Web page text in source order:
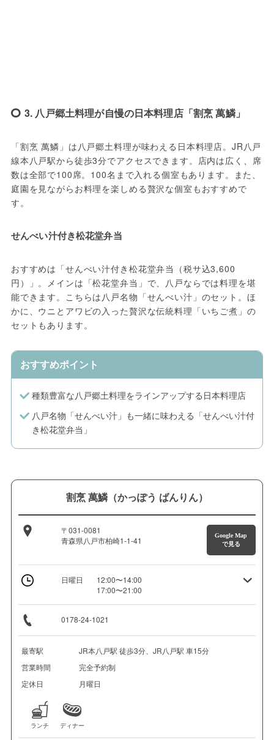
3. 八戸郷土料理が自慢の日本料理店「割烹 萬鱗」
「割烹 萬鱗」は八戸郷土料理が味わえる日本料理店。JR八戸
線本八戸駅から徒歩3分でアクセスできます。店内は広く、席
数は全部で100席。100名まで入れる個室もあります。また、
庭園を見ながらお料理を楽しめる贅沢な個室もおすすめで
す。
せんべい汁付き松花堂弁当
おすすめは「せんべい汁付き松花堂弁当（税サ込3,600
円）」。メインは「松花堂弁当」で、八戸ならでは料理を堪
能できます。こちらは八戸名物「せんべい汁」のセット。ほ
かに、ウニとアワビの入った贅沢な伝統料理「いちご煮」の
セットもあります。
おすすめポイント
種類豊富な八戸郷土料理をラインアップする日本料理店
八戸名物「せんべい汁」も一緒に味わえる「せんべい汁付
き松花堂弁当」
割烹 萬鱗（かっぽう ばんりん）
〒031-0081
青森県八戸市柏崎1-1-41
Google Map
で見る
日曜日
12:00〜14:00
17:00〜21:00
0178-24-1021
最寄駅
JR本八戸駅 徒歩3分、JR八戸駅 車15分
営業時間
完全予約制
定休日
月曜日
ランチ ディナー